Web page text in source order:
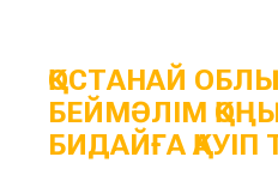
ҚОСТАНАЙ
БЕЙМӘЛІМ
БИДАЙҒА ҚАУІП